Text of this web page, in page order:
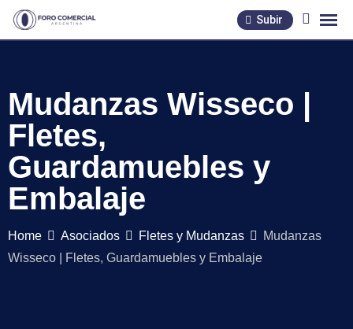
Skip
Subir
Mudanzas Wisseco |
Fletes,
Guardamuebles y
Embalaje
Home Asociados Fletes y Mudanzas
Mudanzas
Wisseco | Fletes, Guardamuebles y Embalaje